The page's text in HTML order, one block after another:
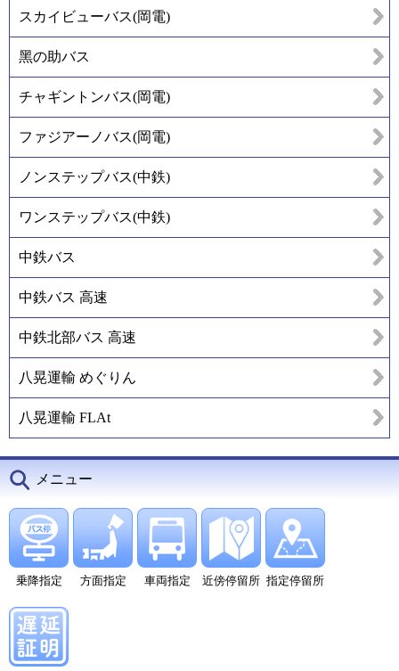
スカイビューバス(岡電)
黑の助バス
チャギントンバス(岡電)
ファジアーノバス(岡電)
ノンステップバス(中鉄)
ワンステップバス(中鉄)
中鉄バス
中鉄バス 高速
中鉄北部バス 高速
八晃運輸 めぐりん
八晃運輸 FLAt
メニュー
乗降指定 方面指定 車両指定 近傍停留所 指定停留所